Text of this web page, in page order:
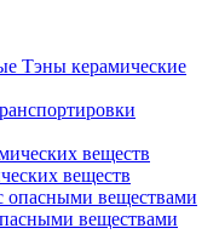
Тэны керамические
веществ
веществами